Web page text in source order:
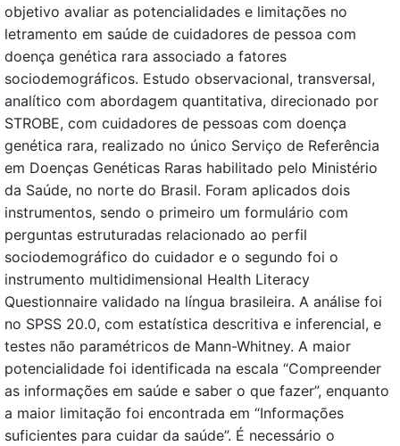
objetivo avaliar as potencialidades e limitações no
letramento em saúde de cuidadores de pessoa com
doença genética rara associado a fatores
sociodemográficos. Estudo observacional, transversal,
analítico com abordagem quantitativa, direcionado por
STROBE, com cuidadores de pessoas com doença
genética rara, realizado no único Serviço de Referência
em Doenças Genéticas Raras habilitado pelo Ministério
da Saúde, no norte do Brasil. Foram aplicados dois
instrumentos, sendo o primeiro um formulário com
perguntas estruturadas relacionado ao perfil
sociodemográfico do cuidador e o segundo foi o
instrumento multidimensional Health Literacy
Questionnaire validado na língua brasileira. A análise foi
no SPSS 20.0, com estatística descritiva e inferencial, e
testes não paramétricos de Mann-Whitney. A maior
potencialidade foi identificada na escala “Compreender
as informações em saúde e saber o que fazer”, enquanto
a maior limitação foi encontrada em “Informações
suficientes para cuidar da saúde”. É necessário o